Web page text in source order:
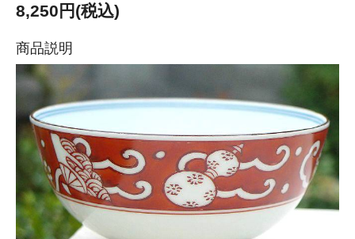
8,250円(税込)
商品説明